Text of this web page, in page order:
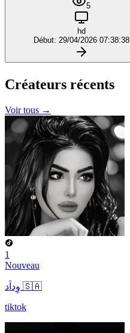
5
hd
Début: 29/04/2026 07:38:38
Créateurs récents
Voir tous →
1
Nouveau
وِداَد 🇸🇦
tiktok